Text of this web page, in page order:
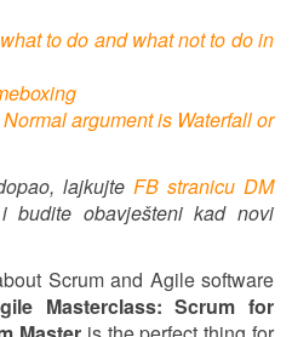
to do and what not to do in
argument is Waterfall or
lajkujte FB stranicu DM
obavješteni kad novi
Scrum and Agile software
Masterclass: Scrum for